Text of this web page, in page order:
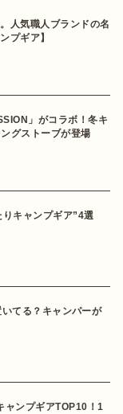
人気職人ブランドの名
プギア】
」がコラボ！冬キ
グストーブが登場
キャンプギア”4選
てる？キャンパーが
ャンプギアTOP10！1